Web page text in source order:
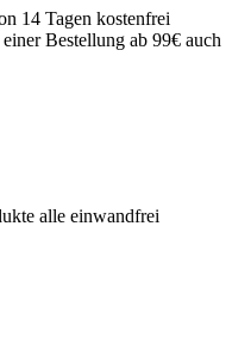
14 Tagen kostenfrei
Bestellung ab 99€ auch
alle einwandfrei